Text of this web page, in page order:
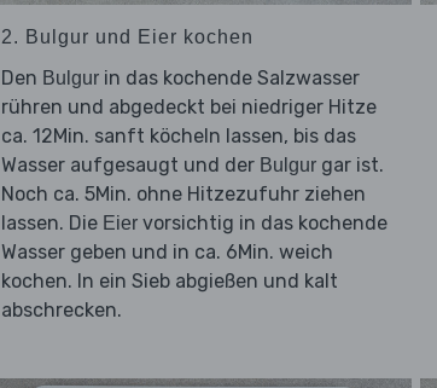
2. Bulgur und Eier kochen
Den Bulgurin das kochende Salzwasser
rühren und abgedeckt bei niedriger Hitze
ca. 12Min. sanft köcheln lassen, bis das
Wasser aufgesaugt und der Bulgurgar ist.
Noch ca. 5Min. ohne Hitzezufuhr ziehen
lassen. Die Eiervorsichtig in das kochende
Wasser geben und in ca. 6Min. weich
kochen. In ein Sieb abgießen und kalt
abschrecken.